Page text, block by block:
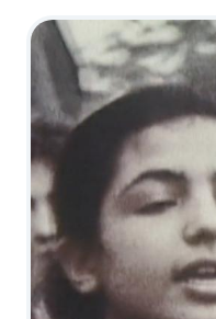
connexion
Avantages fidélité